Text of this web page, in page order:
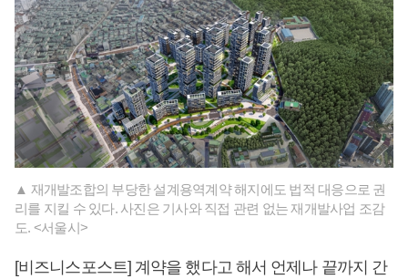
▲ 재개발조합의 부당한 설계용역계약 해지에도 법적 대응으로 권
리를 지킬 수 있다. 사진은 기사와 직접 관련 없는 재개발사업 조감
도. <서울시>
[비즈니스포스트] 계약을 했다고 해서 언제나 끝까지 간